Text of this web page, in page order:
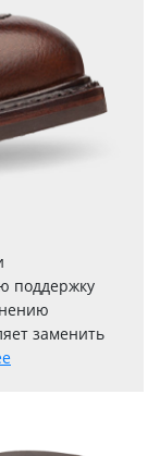
поддержку
заменить